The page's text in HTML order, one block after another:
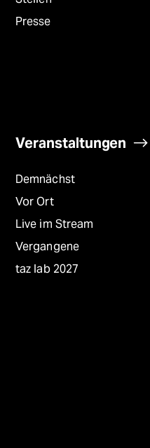
Presse
Veranstaltungen
Demnächst
Vor Ort
Live im Stream
Vergangene
taz lab 2027